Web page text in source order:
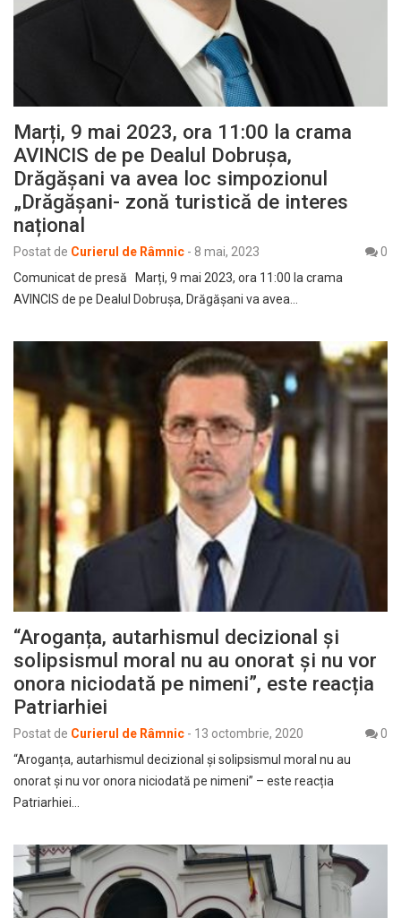
Marți, 9 mai 2023, ora 11:00 la crama
AVINCIS de pe Dealul Dobrușa,
Drăgășani va avea loc simpozionul
„Drăgășani- zonă turistică de interes
național
Postat de Curierul de Râmnic - 8 mai, 2023
0
Comunicat de presă Marți, 9 mai 2023, ora 11:00 la crama
AVINCIS de pe Dealul Dobrușa, Drăgășani va avea…
“Aroganța, autarhismul decizional și
solipsismul moral nu au onorat și nu vor
onora niciodată pe nimeni”, este reacția
Patriarhiei
Postat de Curierul de Râmnic - 13 octombrie, 2020
0
“Aroganța, autarhismul decizional și solipsismul moral nu au
onorat și nu vor onora niciodată pe nimeni” – este reacția
Patriarhiei…